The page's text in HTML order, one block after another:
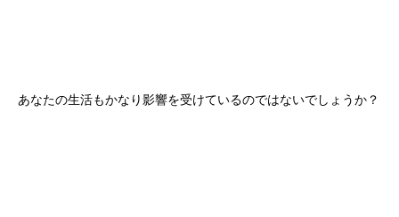
あなたの生活もかなり影響を受けているのではないでしょうか？